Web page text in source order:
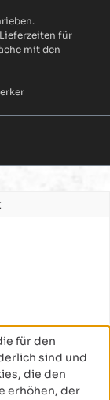
für
mit den
5 Sternen
für den
sind und
die den
erhöhen, der